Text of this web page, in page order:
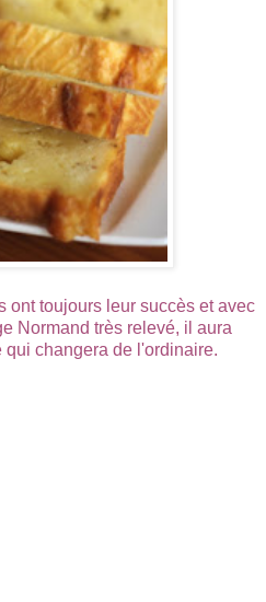
ont toujours leur succès et avec
Normand très relevé, il aura
changera de l'ordinaire.